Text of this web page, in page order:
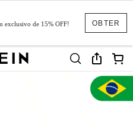
OBTER
exclusivo de 15% OFF!